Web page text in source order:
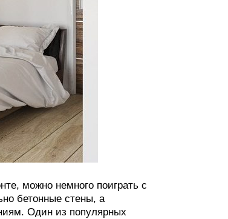
можно немного поиграть с
бетонные стены, а
Один из популярных